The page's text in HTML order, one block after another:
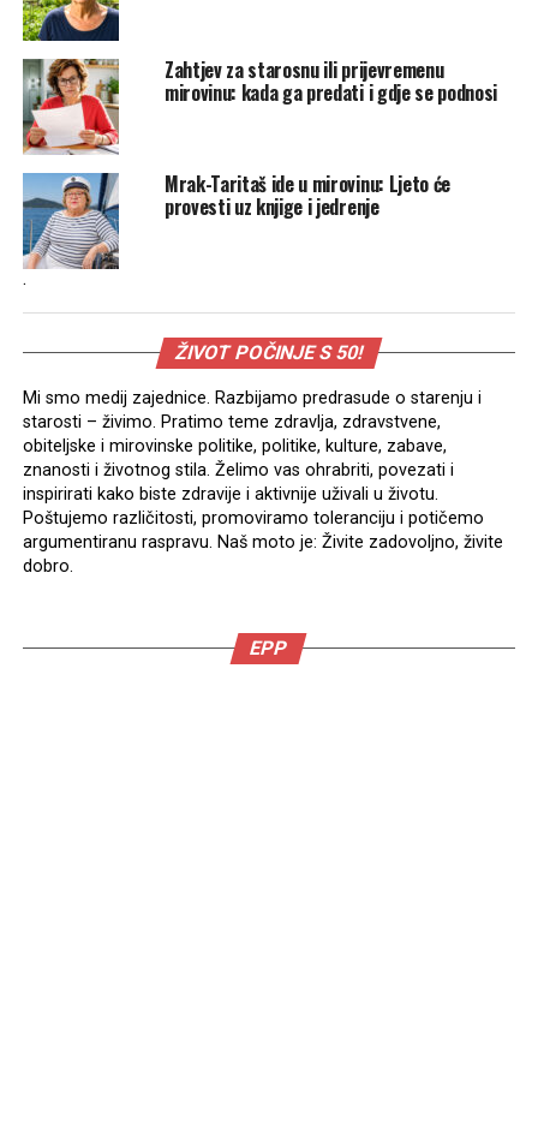
Zahtjev za starosnu ili prijevremenu
mirovinu: kada ga predati i gdje se podnosi
Mrak-Taritaš ide u mirovinu: Ljeto će
provesti uz knjige i jedrenje
.
ŽIVOT POČINJE S 50!
Mi smo medij zajednice. Razbijamo predrasude o starenju i
starosti – živimo. Pratimo teme zdravlja, zdravstvene,
obiteljske i mirovinske politike, politike, kulture, zabave,
znanosti i životnog stila. Želimo vas ohrabriti, povezati i
inspirirati kako biste zdravije i aktivnije uživali u životu.
Poštujemo različitosti, promoviramo toleranciju i potičemo
argumentiranu raspravu. Naš moto je: Živite zadovoljno, živite
dobro.
EPP